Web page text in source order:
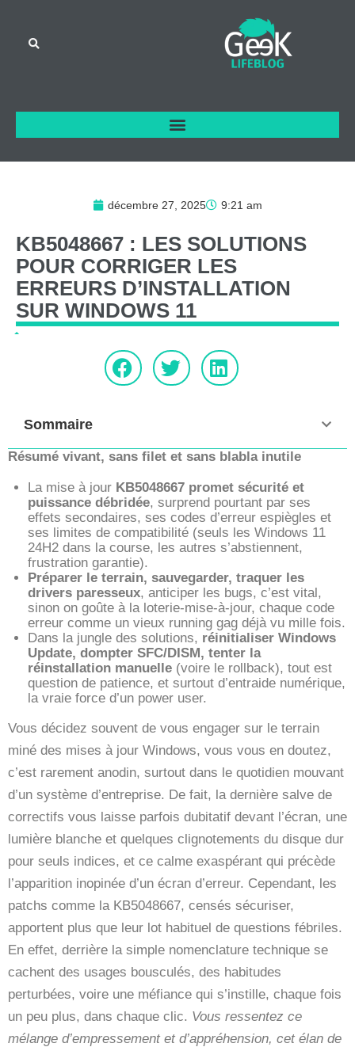
décembre 27, 2025 9:21 am
KB5048667 : LES SOLUTIONS
POUR CORRIGER LES
ERREURS D’INSTALLATION
SUR WINDOWS 11
Sommaire
Résumé vivant, sans filet et sans blabla inutile
La mise à jour KB5048667 promet sécurité et
puissance débridée, surprend pourtant par ses
effets secondaires, ses codes d’erreur espiègles et
ses limites de compatibilité (seuls les Windows 11
24H2 dans la course, les autres s’abstiennent,
frustration garantie).
Préparer le terrain, sauvegarder, traquer les
drivers paresseux, anticiper les bugs, c’est vital,
sinon on goûte à la loterie-mise-à-jour, chaque code
erreur comme un vieux running gag déjà vu mille fois.
Dans la jungle des solutions, réinitialiser Windows
Update, dompter SFC/DISM, tenter la
réinstallation manuelle (voire le rollback), tout est
question de patience, et surtout d’entraide numérique,
la vraie force d’un power user.
Vous décidez souvent de vous engager sur le terrain
miné des mises à jour Windows, vous vous en doutez,
c’est rarement anodin, surtout dans le quotidien mouvant
d’un système d’entreprise. De fait, la dernière salve de
correctifs vous laisse parfois dubitatif devant l’écran, une
lumière blanche et quelques clignotements du disque dur
pour seuls indices, et ce calme exaspérant qui précède
l’apparition inopinée d’un écran d’erreur. Cependant, les
patchs comme la KB5048667, censés sécuriser,
apportent plus que leur lot habituel de questions fébriles.
En effet, derrière la simple nomenclature technique se
cachent des usages bousculés, des habitudes
perturbées, voire une méfiance qui s’instille, chaque fois
un peu plus, dans chaque clic. Vous ressentez ce
mélange d’empressement et d’appréhension, cet élan de